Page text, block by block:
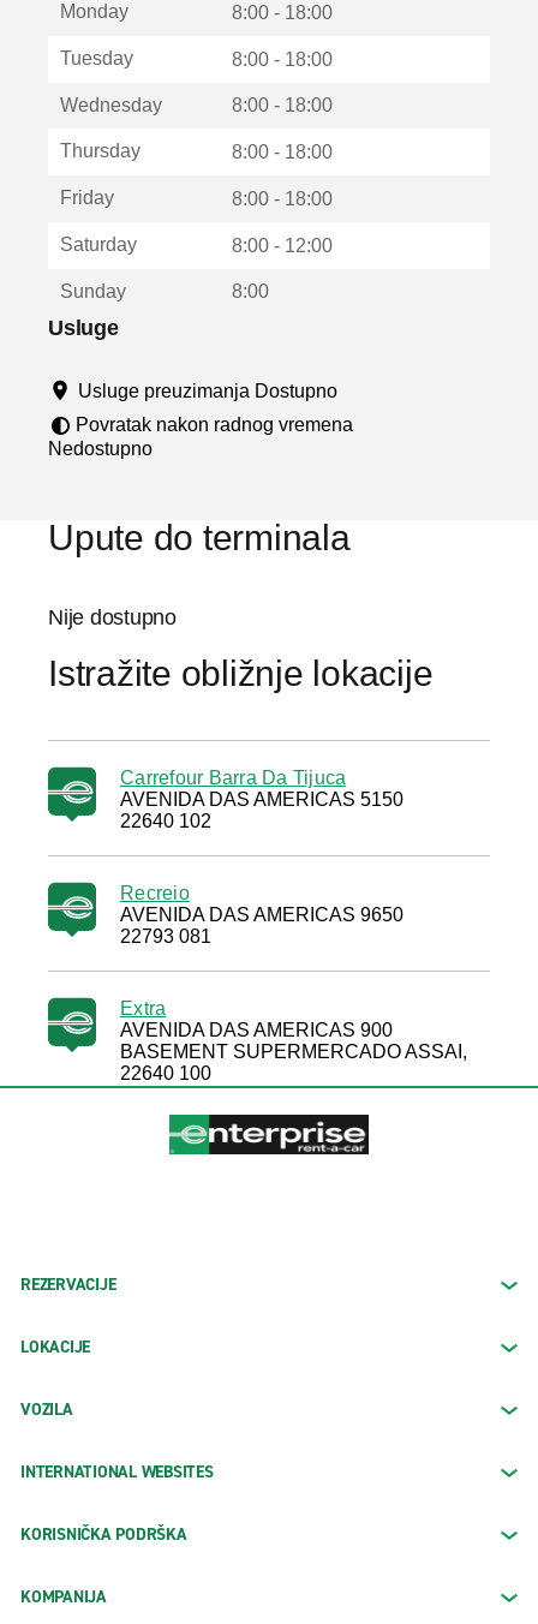
u
u
Monday 8:00 - 18:00
Tuesday 8:00 - 18:00
Wednesday 8:00 - 18:00
Thursday 8:00 - 18:00
Friday 8:00 - 18:00
Saturday 8:00 - 12:00
Sunday 8:00
Usluge
Usluge preuzimanja Dostupno
Povratak nakon radnog vremena
Nedostupno
Upute do terminala
Nije dostupno
Istražite obližnje lokacije
Carrefour Barra Da Tijuca
AVENIDA DAS AMERICAS 5150
22640 102
Recreio
AVENIDA DAS AMERICAS 9650
22793 081
Extra
AVENIDA DAS AMERICAS 900
BASEMENT SUPERMERCADO ASSAI,
22640 100
REZERVACIJE
LOKACIJE
VOZILA
INTERNATIONAL WEBSITES
KORISNIČKA PODRŠKA
KOMPANIJA